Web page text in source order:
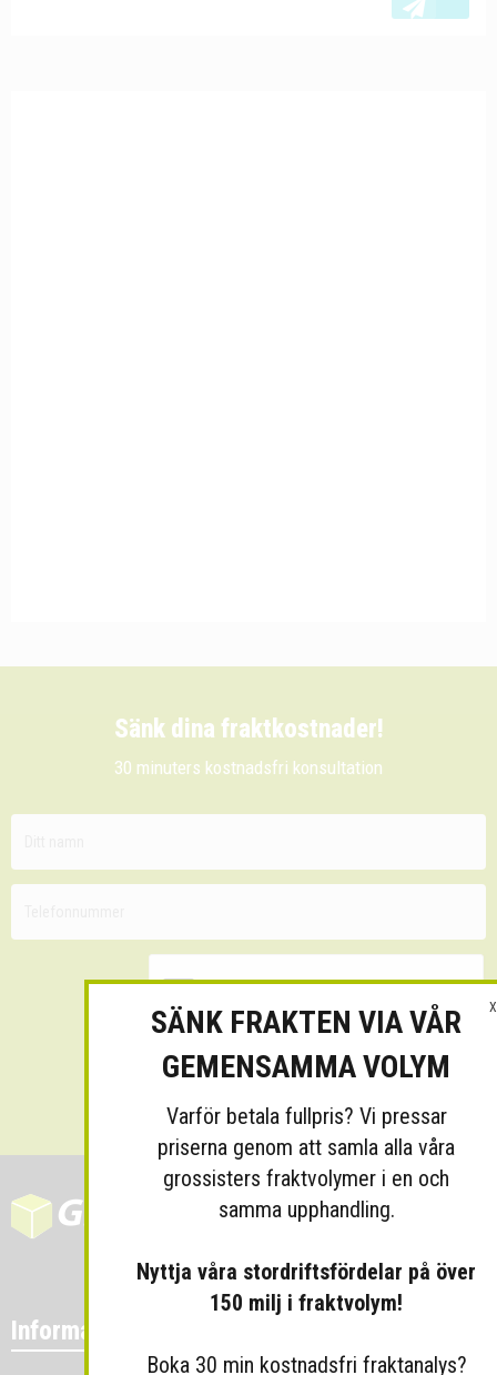
Sänk dina fraktkostnader!
30 minuters kostnadsfri konsultation
Skicka
Information
X
SÄNK FRAKTEN VIA VÅR
GEMENSAMMA VOLYM
Varför betala fullpris? Vi pressar
priserna genom att samla alla våra
grossisters fraktvolymer i en och
samma upphandling.
Nyttja våra stordriftsfördelar på över
150 milj i fraktvolym!
Boka 30 min kostnadsfri fraktanalys?